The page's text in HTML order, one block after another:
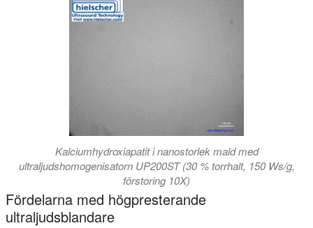
Kalciumhydroxiapatit i nanostorlek mald med
ultraljudshomogenisatorn UP200ST (30 % torrhalt, 150 Ws/g,
förstoring 10X)
Fördelarna med högpresterande
ultraljudsblandare